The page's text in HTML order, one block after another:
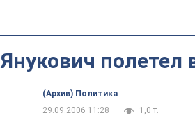
Янукович полетел
(Архив) Политика
29.09.2006 11:28
1,0 т.